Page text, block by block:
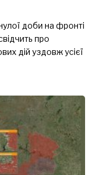
доби на фронті
про
дій уздовж усієї